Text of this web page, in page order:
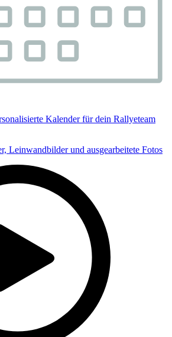
Kalender für dein Rallyeteam
Leinwandbilder und ausgearbeitete Fotos